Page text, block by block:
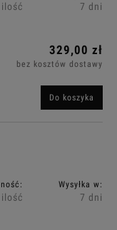
7 dni
329,00 zł
bez kosztów dostawy
Do koszyka
Wysyłka w:
7 dni